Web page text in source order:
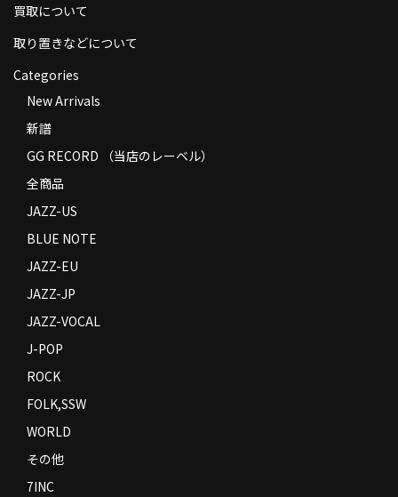
返品
Privacy Policy
特定商取引法に基づく表示
買取について
取り置きなどについて
Categories
New Arrivals
新譜
GG RECORD （当店のレーベル）
全商品
JAZZ-US
BLUE NOTE
JAZZ-EU
JAZZ-JP
JAZZ-VOCAL
J-POP
ROCK
FOLK,SSW
WORLD
その他
7INC